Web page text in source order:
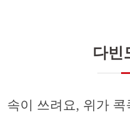
다빈
속이 쓰려요, 위가 콕